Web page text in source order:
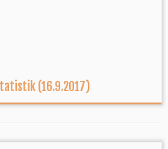
(16.9.2017)